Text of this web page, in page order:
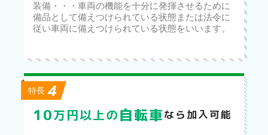
装備・・・車両の機能を十分に発揮させるために
備品として備えつけられている状態または法令に
従い車両に備えつけられている状態をいいます。
特長 4
10万円以上の自転車なら加入可能